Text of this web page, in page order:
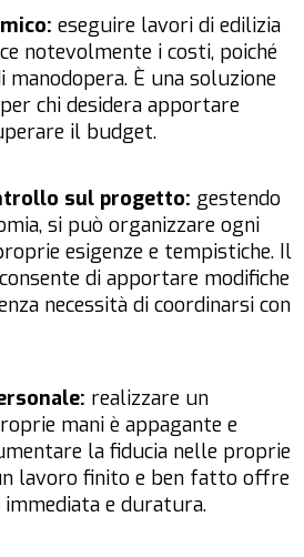
eseguire lavori di edilizia
notevolmente i costi, poiché
manodopera. È una soluzione
chi desidera apportare
il budget.
sul progetto: gestendo
si può organizzare ogni
esigenze e tempistiche. Il
di apportare modifiche
necessità di coordinarsi con
realizzare un
mani è appagante e
la fiducia nelle proprie
lavoro finito e ben fatto offre
e duratura.